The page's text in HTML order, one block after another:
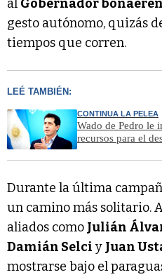
al Gobernador
gesto autónomo, quizás
tiempos que corren.
LEÉ TAMBIÉN:
CONTINUA LA PELEA
Wado de Pedro le
recursos para el
Durante la última
un camino más solitario.
aliados como Julián
Damián Selci y Juan
mostrarse bajo el